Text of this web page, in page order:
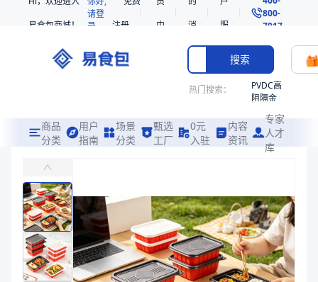
易食包商城！
请登
录
注册
中
消
息
服
务
800-
7017
搜索
热门搜索：
PVDC高
阻隔金
共挤热
收缩袋
收缩袋
221340
221360
烤箱袋
221330
商品
分类
用户
指南
场景
分类
甄选
工厂
0元
入驻
内容
资讯
专家
人才
库
易食包（EPAK）专注于PP耐高温带盖打包盒包装，提供详尽的规格参
价格：在线询价
商品参数
商品分类
打包盒
产品特性
支持定制
产品特性
支持定制